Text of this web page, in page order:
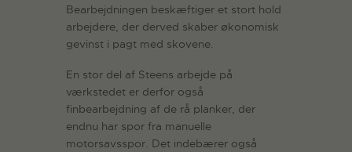
Bearbejdningen beskæftiger et stort hold
arbejdere, der derved skaber økonomisk
gevinst i pagt med skovene.
En stor del af Steens arbejde på
værkstedet er derfor også
finbearbejdning af de rå planker, der
endnu har spor fra manuelle
motorsavsspor. Det indebærer også